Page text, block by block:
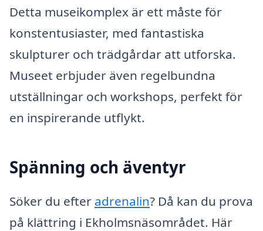
Detta museikomplex är ett måste för
konstentusiaster, med fantastiska
skulpturer och trädgårdar att utforska.
Museet erbjuder även regelbundna
utställningar och workshops, perfekt för
en inspirerande utflykt.
Spänning och äventyr
Söker du efter adrenalin? Då kan du prova
på klättring i Ekholmsnäsområdet. Här